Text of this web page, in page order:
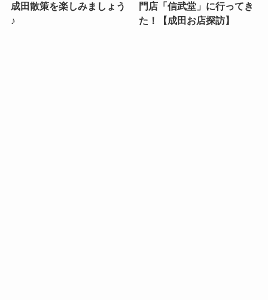
成田散策を楽しみましょう
♪
門店「信武堂」に行ってき
た！【成田お店探訪】